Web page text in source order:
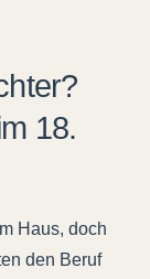
18.
Haus, doch
den Beruf